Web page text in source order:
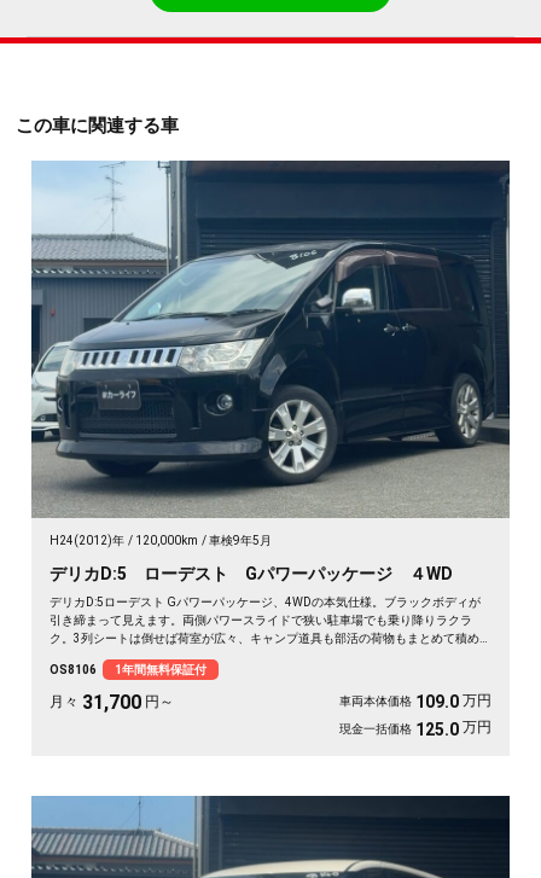
この車に関連する車
H24(2012)年 120,000km 車検9年5月
デリカD:5 ローデスト Gパワーパッケージ ４WD
デリカD:5ローデスト Gパワーパッケージ、4WDの本気仕様。ブラックボディが
引き締まって見えます。両側パワースライドで狭い駐車場でも乗り降りラクラ
ク。3列シートは倒せば荷室が広々、キャンプ道具も部活の荷物もまとめて積め
遠出も、これ一台で頼れる相棒に🚗✨💺🙌。安心して長く乗れる《1年保証付》で
す😊
OS8106 1年間無料保証付
月々 31,700 円～ 車両本体価格 109.0 万円
現金一括価格 125.0 万円